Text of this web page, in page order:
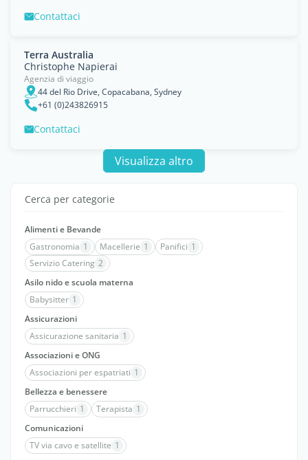
Contattaci
Terra Australia
Christophe Napierai
Agenzia di viaggio
44 del Rio Drive, Copacabana, Sydney
+61 (0)243826915
Contattaci
Visualizza altro
Cerca per categorie
Alimenti e Bevande
Gastronomia 1 Macellerie 1 Panifici 1
Servizio Catering 2
Asilo nido e scuola materna
Babysitter 1
Assicurazioni
Assicurazione sanitaria 1
Associazioni e ONG
Associazioni per espatriati 1
Bellezza e benessere
Parrucchieri 1 Terapista 1
Comunicazioni
TV via cavo e satellite 1